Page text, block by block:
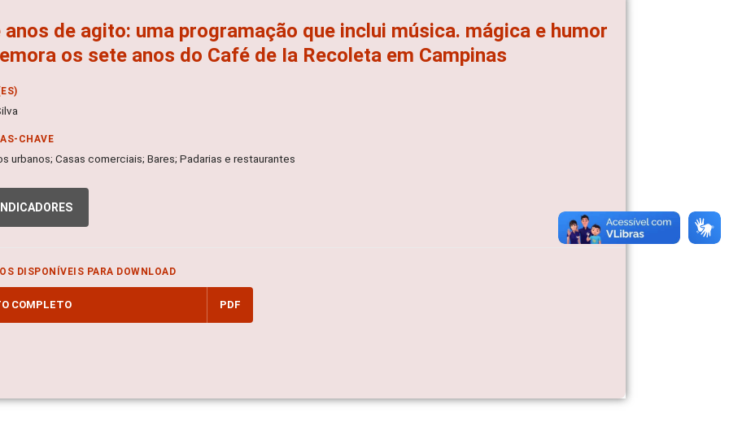
anos de agito: uma programação que inclui música. mágica e humor
os sete anos do Café de Ia Recoleta em Campinas
CHAVE
urbanos; Casas comerciais; Bares; Padarias e restaurantes
INDICADORES
DISPONÍVEIS PARA DOWNLOAD
COMPLETO PDF